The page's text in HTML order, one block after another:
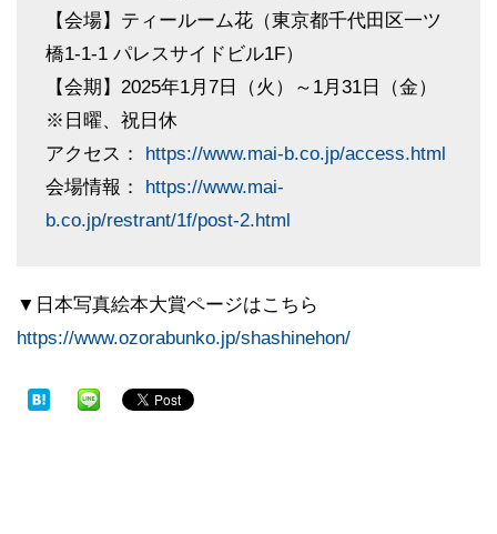
【会場】ティールーム花（東京都千代田区一ツ
橋1-1-1 パレスサイドビル1F）
【会期】2025年1月7日（火）～1月31日（金）
※日曜、祝日休
アクセス：
https://www.mai-b.co.jp/access.html
会場情報：
https://www.mai-
b.co.jp/restrant/1f/post-2.html
▼日本写真絵本大賞ページはこちら
https://www.ozorabunko.jp/shashinehon/